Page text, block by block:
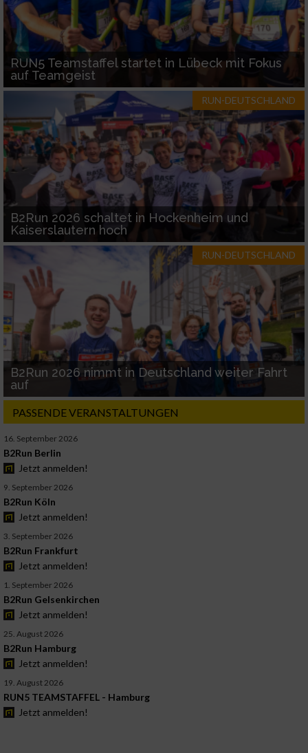
RUN5 Teamstaffel startet in Lübeck mit Fokus
auf Teamgeist
RUN-DEUTSCHLAND
B2Run 2026 schaltet in Hockenheim und
Kaiserslautern hoch
RUN-DEUTSCHLAND
B2Run 2026 nimmt in Deutschland weiter Fahrt
auf
PASSENDE VERANSTALTUNGEN
16. September 2026
B2Run Berlin
Jetzt anmelden!
9. September 2026
B2Run Köln
Jetzt anmelden!
3. September 2026
B2Run Frankfurt
Jetzt anmelden!
1. September 2026
B2Run Gelsenkirchen
Jetzt anmelden!
25. August 2026
B2Run Hamburg
Jetzt anmelden!
19. August 2026
RUN5 TEAMSTAFFEL - Hamburg
Jetzt anmelden!